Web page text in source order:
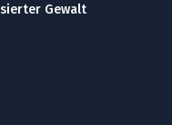
Gewalt